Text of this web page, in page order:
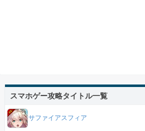
スマホゲー攻略タイトル一覧
サファイアスフィア